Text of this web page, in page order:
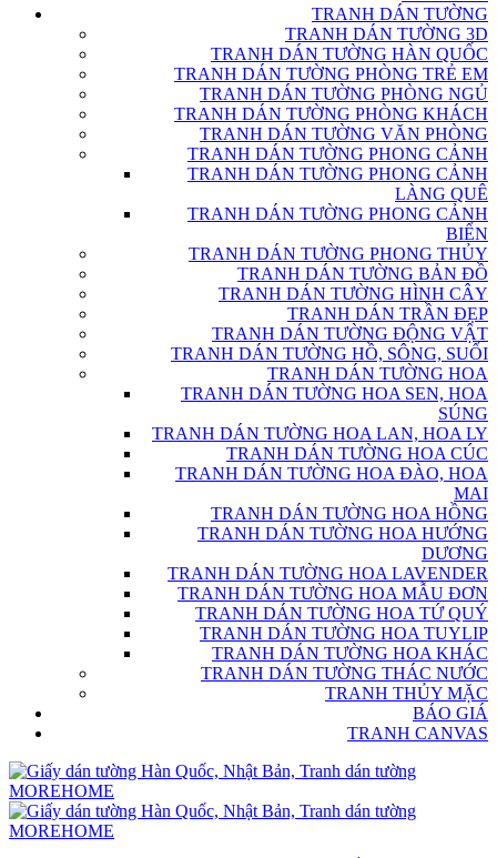
TRANH DÁN TƯỜNG
TRANH DÁN TƯỜNG 3D
TRANH DÁN TƯỜNG HÀN QUỐC
TRANH DÁN TƯỜNG PHÒNG TRẺ EM
TRANH DÁN TƯỜNG PHÒNG NGỦ
TRANH DÁN TƯỜNG PHÒNG KHÁCH
TRANH DÁN TƯỜNG VĂN PHÒNG
TRANH DÁN TƯỜNG PHONG CẢNH
TRANH DÁN TƯỜNG PHONG CẢNH
LÀNG QUÊ
TRANH DÁN TƯỜNG PHONG CẢNH
BIỂN
TRANH DÁN TƯỜNG PHONG THỦY
TRANH DÁN TƯỜNG BẢN ĐỒ
TRANH DÁN TƯỜNG HÌNH CÂY
TRANH DÁN TRẦN ĐẸP
TRANH DÁN TƯỜNG ĐỘNG VẬT
TRANH DÁN TƯỜNG HỒ, SÔNG, SUỐI
TRANH DÁN TƯỜNG HOA
TRANH DÁN TƯỜNG HOA SEN, HOA
SÚNG
TRANH DÁN TƯỜNG HOA LAN, HOA LY
TRANH DÁN TƯỜNG HOA CÚC
TRANH DÁN TƯỜNG HOA ĐÀO, HOA
MAI
TRANH DÁN TƯỜNG HOA HỒNG
TRANH DÁN TƯỜNG HOA HƯỚNG
DƯƠNG
TRANH DÁN TƯỜNG HOA LAVENDER
TRANH DÁN TƯỜNG HOA MẪU ĐƠN
TRANH DÁN TƯỜNG HOA TỨ QUÝ
TRANH DÁN TƯỜNG HOA TUYLIP
TRANH DÁN TƯỜNG HOA KHÁC
TRANH DÁN TƯỜNG THÁC NƯỚC
TRANH THỦY MẶC
BÁO GIÁ
TRANH CANVAS